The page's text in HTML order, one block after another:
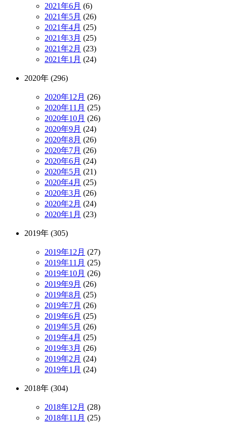
2021年6月 (6)
2021年5月 (26)
2021年4月 (25)
2021年3月 (25)
2021年2月 (23)
2021年1月 (24)
2020年 (296)
2020年12月 (26)
2020年11月 (25)
2020年10月 (26)
2020年9月 (24)
2020年8月 (26)
2020年7月 (26)
2020年6月 (24)
2020年5月 (21)
2020年4月 (25)
2020年3月 (26)
2020年2月 (24)
2020年1月 (23)
2019年 (305)
2019年12月 (27)
2019年11月 (25)
2019年10月 (26)
2019年9月 (26)
2019年8月 (25)
2019年7月 (26)
2019年6月 (25)
2019年5月 (26)
2019年4月 (25)
2019年3月 (26)
2019年2月 (24)
2019年1月 (24)
2018年 (304)
2018年12月 (28)
2018年11月 (25)